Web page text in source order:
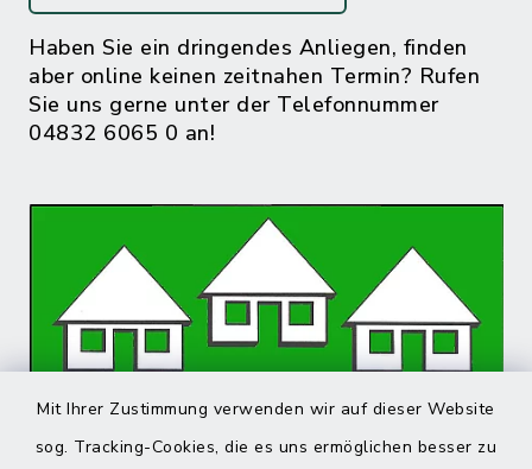
Mit Ihrer Zustimmung verwenden wir auf dieser Website
sog. Tracking-Cookies, die es uns ermöglichen besser zu
Haben Sie ein dringendes Anliegen, finden
aber online keinen zeitnahen Termin? Rufen
Sie uns gerne unter der Telefonnummer
04832 6065 0 an!